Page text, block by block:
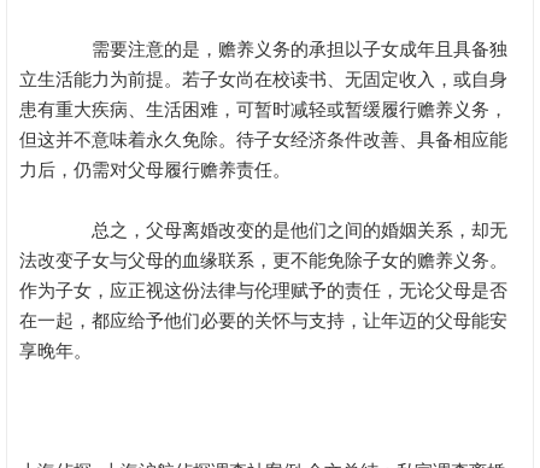
需要注意的是，赡养义务的承担以子女成年且具备独
立生活能力为前提。若子女尚在校读书、无固定收入，或自身
患有重大疾病、生活困难，可暂时减轻或暂缓履行赡养义务，
但这并不意味着永久免除。待子女经济条件改善、具备相应能
力后，仍需对父母履行赡养责任。
总之，父母离婚改变的是他们之间的婚姻关系，却无
法改变子女与父母的血缘联系，更不能免除子女的赡养义务。
作为子女，应正视这份法律与伦理赋予的责任，无论父母是否
在一起，都应给予他们必要的关怀与支持，让年迈的父母能安
享晚年。